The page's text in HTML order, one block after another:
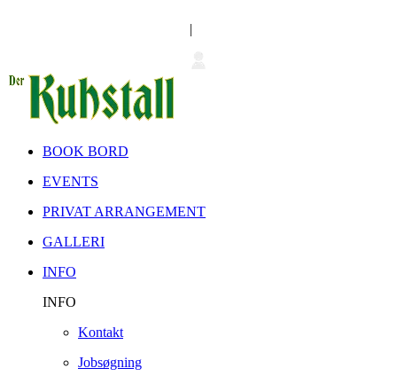
|
BOOK BORD
EVENTS
PRIVAT ARRANGEMENT
GALLERI
INFO
INFO
Kontakt
Jobsøgning